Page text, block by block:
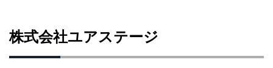
株式会社ユアステージ